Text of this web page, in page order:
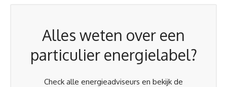
Alles weten over een
particulier energielabel?
Check alle energieadviseurs en bekijk de